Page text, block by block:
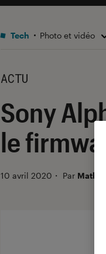
Tech Photo et vidéo
ACTU
Sony
le
10 avril 2020 ・ Par